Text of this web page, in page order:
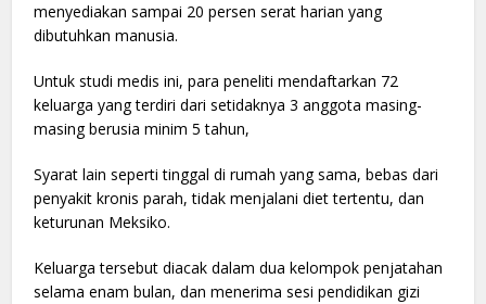
menyediakan sampai 20 persen serat harian yang
dibutuhkan manusia.
Untuk studi medis ini, para peneliti mendaftarkan 72
keluarga yang terdiri dari setidaknya 3 anggota masing-
masing berusia minim 5 tahun,
Syarat lain seperti tinggal di rumah yang sama, bebas dari
penyakit kronis parah, tidak menjalani diet tertentu, dan
keturunan Meksiko.
Keluarga tersebut diacak dalam dua kelompok penjatahan
selama enam bulan, dan menerima sesi pendidikan gizi